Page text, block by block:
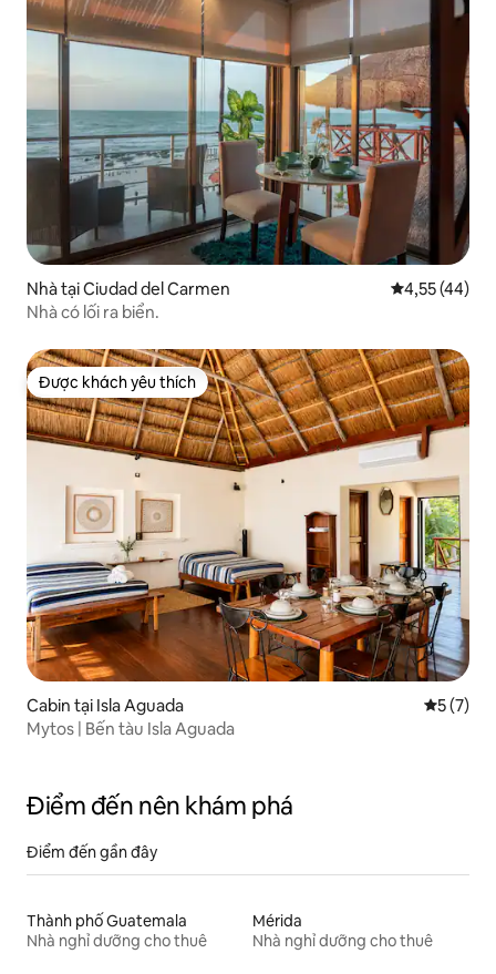
Nhà tại Ciudad del Carmen Xếp hạng
4,55 (44)
Nhà có lối ra biển.
Được khách yêu thích
Được khách yêu thích
Cabin tại Isla Aguada Xếp5 (7)
Mytos | Bến tàu Isla Aguada
Điểm đến nên khám phá
Điểm đến gần đây
Thành phố Guatemala
Nhà nghỉ dưỡng cho thuê
Mérida
Nhà nghỉ dưỡng cho thuê